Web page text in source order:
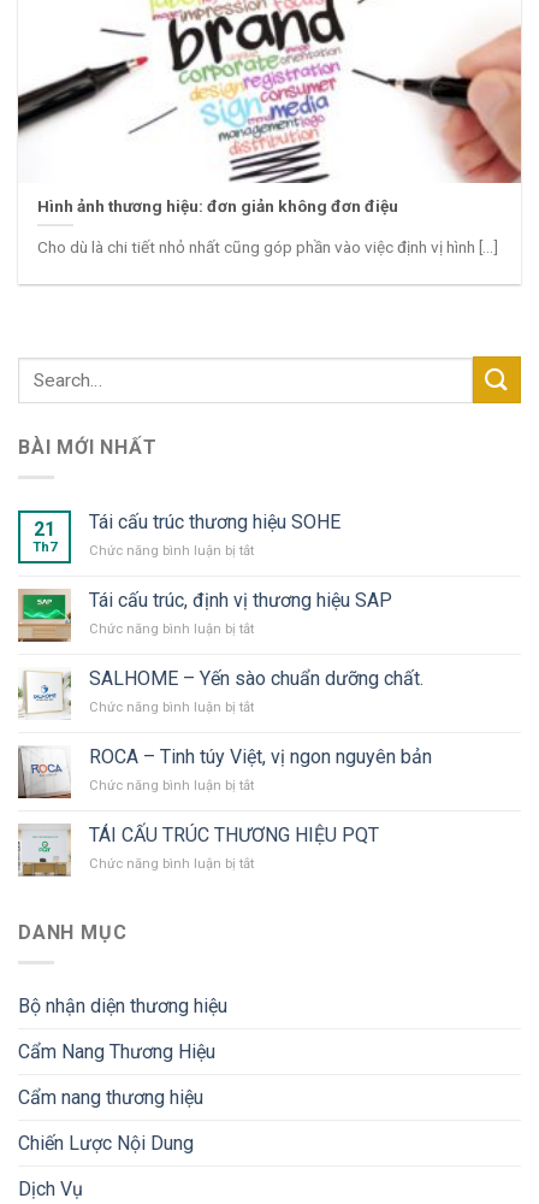
Hình ảnh thương hiệu: đơn giản không đơn điệu
Cho dù là chi tiết nhỏ nhất cũng góp phần vào việc định vị hình [...]
BÀI MỚI NHẤT
21
Th7
Tái cấu trúc thương hiệu SOHE
Chức năng bình luận bị tắtở
cấu
trúc
thương
SOHE
Tái cấu trúc, định vị thương hiệu SAP
Chức năng bình luận bị tắtở
trúc,
định
thương
hiệu
SAP
SALHOME – Yến sào chuẩn dưỡng chất.
Chức năng bình luận bị tắtở
–
Yến
sào
dưỡng
ROCA – Tinh túy Việt, vị ngon nguyên bản
Chức năng bình luận bị tắtở
–
Tinh
túy
TÁI CẤU TRÚC THƯƠNG HIỆU PQT
Chức năng bình luận bị tắtở
DANH MỤC
Bộ nhận diện thương hiệu
Cẩm Nang Thương Hiệu
Cẩm nang thương hiệu
Chiến Lược Nội Dung
Dịch Vụ